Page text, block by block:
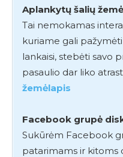
Aplankytų šalių
Tai nemokamas
kuriame gali pažymėti
lankaisi, stebėti savo
pasaulio dar liko
žemėlapis
Facebook grupė
Sukūrėm Facebook
patarimams ir kitoms